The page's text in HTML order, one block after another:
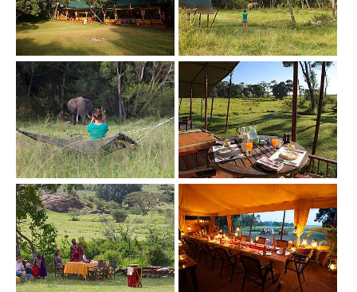
Show larger version Show larger version
Show larger version Show larger version